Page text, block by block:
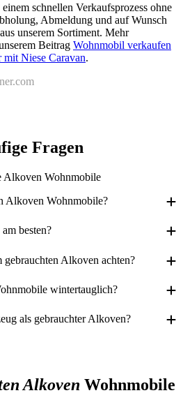
schnellen Verkaufsprozess ohne
Abmeldung und auf Wunsch
unserem Sortiment. Mehr
Beitrag Wohnmobil verkaufen
mit Niese Caravan.
Fragen
Alkoven Wohnmobile
Alkoven Wohnmobile?
über vier bis sechs feste Schlafplätze
besten?
genutzte Basisfahrzeug.
Alkoven achten?
Rostfreiheit des Fahrgestells,
wintertauglich?
gute Isolierung und Heizung –
als gebrauchter Alkoven?
Alkoven Wohnmobile